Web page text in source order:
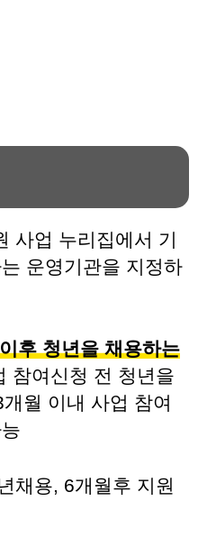
사업 누리집에서 기
운영기관을 지정하
후 청년을 채용하는
참여신청 전 청년을
월 이내 사업 참여
채용, 6개월후 지원